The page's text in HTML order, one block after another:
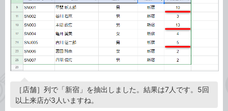
［店舗］列で「新宿」を抽出しました。結果は7人です。5回
以上来店が3人いますね。